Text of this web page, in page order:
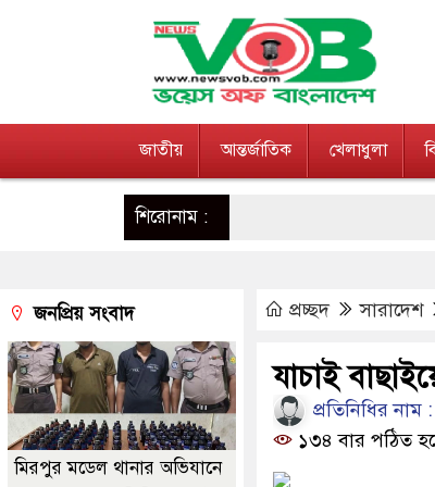
জাতীয় আন্তর্জাতিক খেলাধুলা
শিরোনাম :
প্রচ্ছদ সারাদেশ
যাচাই
প্রতিনিধির নাম :
১৩৪ বার পঠিত
জনপ্রিয় সংবাদ
মিরপুর মডেল থানার অভিযানে